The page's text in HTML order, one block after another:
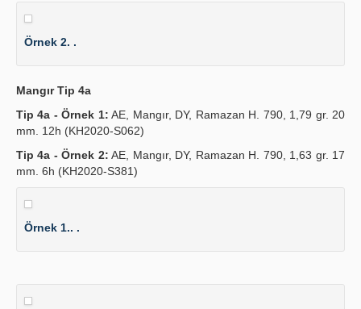
Örnek 2. .
Mangır Tip 4a
Tip 4a - Örnek 1: AE, Mangır, DY, Ramazan H. 790, 1,79 gr. 20
mm. 12h (KH2020-S062)
Tip 4a - Örnek 2: AE, Mangır, DY, Ramazan H. 790, 1,63 gr. 17
mm. 6h (KH2020-S381)
Örnek 1.. .